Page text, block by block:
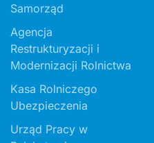
Samorząd
Agencja
Restrukturyzacji i
Modernizacji Rolnictwa
Kasa Rolniczego
Ubezpieczenia
Urząd Pracy w